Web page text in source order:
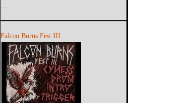
...
Falcon Burns Fest III.